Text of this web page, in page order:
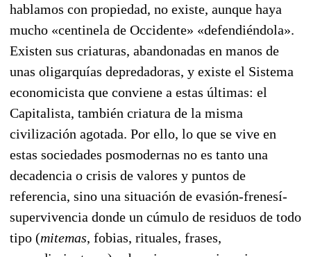
hablamos con propiedad, no existe, aunque haya
mucho «centinela de Occidente» «defendiéndola».
Existen sus criaturas, abandonadas en manos de
unas oligarquías depredadoras, y existe el Sistema
economicista que conviene a estas últimas: el
Capitalista, también criatura de la misma
civilización agotada. Por ello, lo que se vive en
estas sociedades posmodernas no es tanto una
decadencia o crisis de valores y puntos de
referencia, sino una situación de evasión-frenesí-
supervivencia donde un cúmulo de residuos de todo
tipo (mitemas, fobias, rituales, frases,